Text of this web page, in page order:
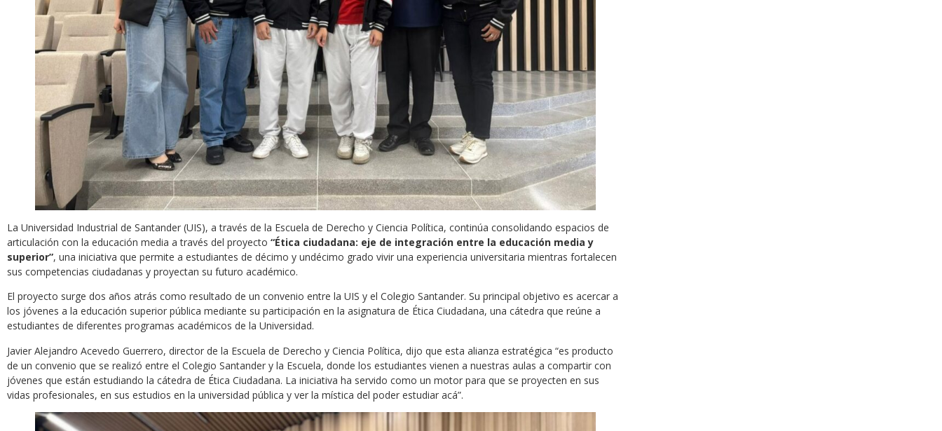
La Universidad Industrial de Santander (UIS), a través de la Escuela de Derecho y Ciencia Política, continúa consolidando espacios de
articulación con la educación media a través del proyecto “Ética ciudadana: eje de integración entre la educación media y
superior”, una iniciativa que permite a estudiantes de décimo y undécimo grado vivir una experiencia universitaria mientras fortalecen
sus competencias ciudadanas y proyectan su futuro académico.
El proyecto surge dos años atrás como resultado de un convenio entre la UIS y el Colegio Santander. Su principal objetivo es acercar a
los jóvenes a la educación superior pública mediante su participación en la asignatura de Ética Ciudadana, una cátedra que reúne a
estudiantes de diferentes programas académicos de la Universidad.
Javier Alejandro Acevedo Guerrero, director de la Escuela de Derecho y Ciencia Política, dijo que esta alianza estratégica “es producto
de un convenio que se realizó entre el Colegio Santander y la Escuela, donde los estudiantes vienen a nuestras aulas a compartir con
jóvenes que están estudiando la cátedra de Ética Ciudadana. La iniciativa ha servido como un motor para que se proyecten en sus
vidas profesionales, en sus estudios en la universidad pública y ver la mística del poder estudiar acá”.